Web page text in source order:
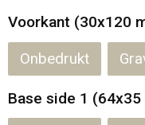
Voorkant (30x120
Onbedrukt
Base side 1 (64x35